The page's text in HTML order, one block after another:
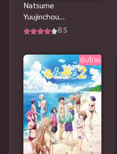
Natsume
Yuujinchou
นัตสึเมะกับ8.5
ซับไทย